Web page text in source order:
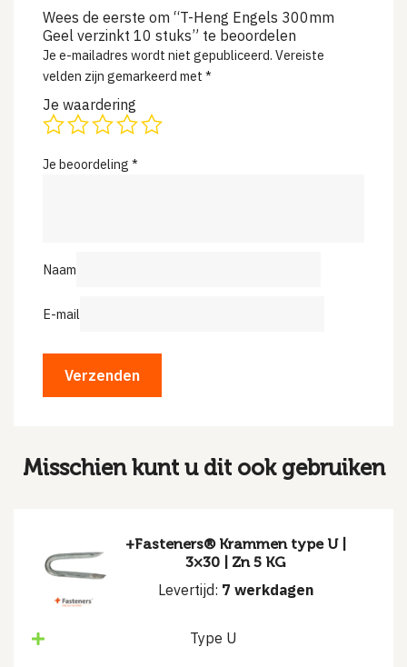
Wees de eerste om “T-Heng Engels 300mm
Geel verzinkt 10 stuks” te beoordelen
Je e-mailadres wordt niet gepubliceerd. Vereiste
velden zijn gemarkeerd met *
Je waardering
Je beoordeling *
Naam
E-mail
Misschien kunt u dit ook gebruiken
+Fasteners® Krammen type U |
3×30 | Zn 5 KG
Levertijd: 7 werkdagen
Type U